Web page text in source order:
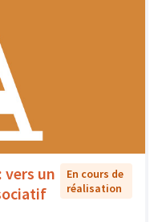
vers un
En cours de
réalisation